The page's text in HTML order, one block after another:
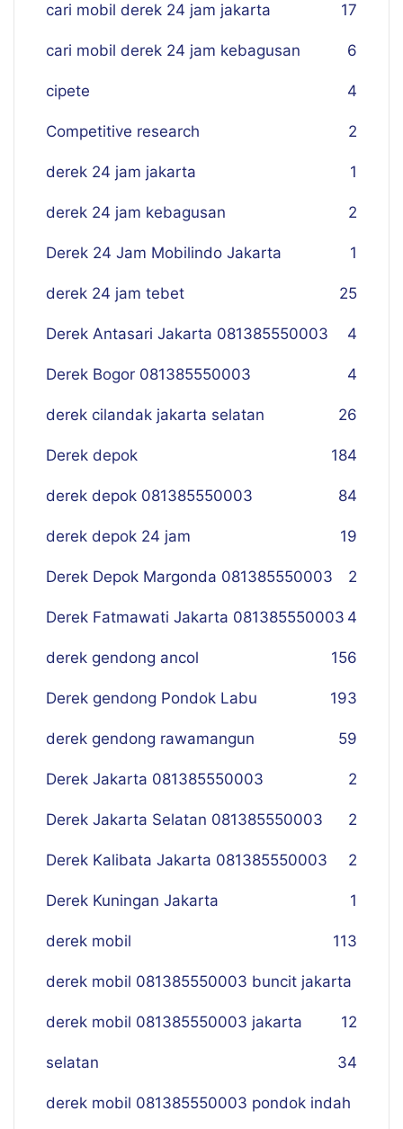
cari mobil derek 24 jam jakarta 17
cari mobil derek 24 jam kebagusan 6
cipete 4
Competitive research 2
derek 24 jam jakarta 1
derek 24 jam kebagusan 2
Derek 24 Jam Mobilindo Jakarta 1
derek 24 jam tebet 25
Derek Antasari Jakarta 081385550003 4
Derek Bogor 081385550003 4
derek cilandak jakarta selatan 26
Derek depok 184
derek depok 081385550003 84
derek depok 24 jam 19
Derek Depok Margonda 081385550003 2
Derek Fatmawati Jakarta 081385550003 4
derek gendong ancol 156
Derek gendong Pondok Labu 193
derek gendong rawamangun 59
Derek Jakarta 081385550003 2
Derek Jakarta Selatan 081385550003 2
Derek Kalibata Jakarta 081385550003 2
Derek Kuningan Jakarta 1
derek mobil 113
derek mobil 081385550003 buncit jakarta
12
derek mobil 081385550003 jakarta
selatan 34
derek mobil 081385550003 pondok indah